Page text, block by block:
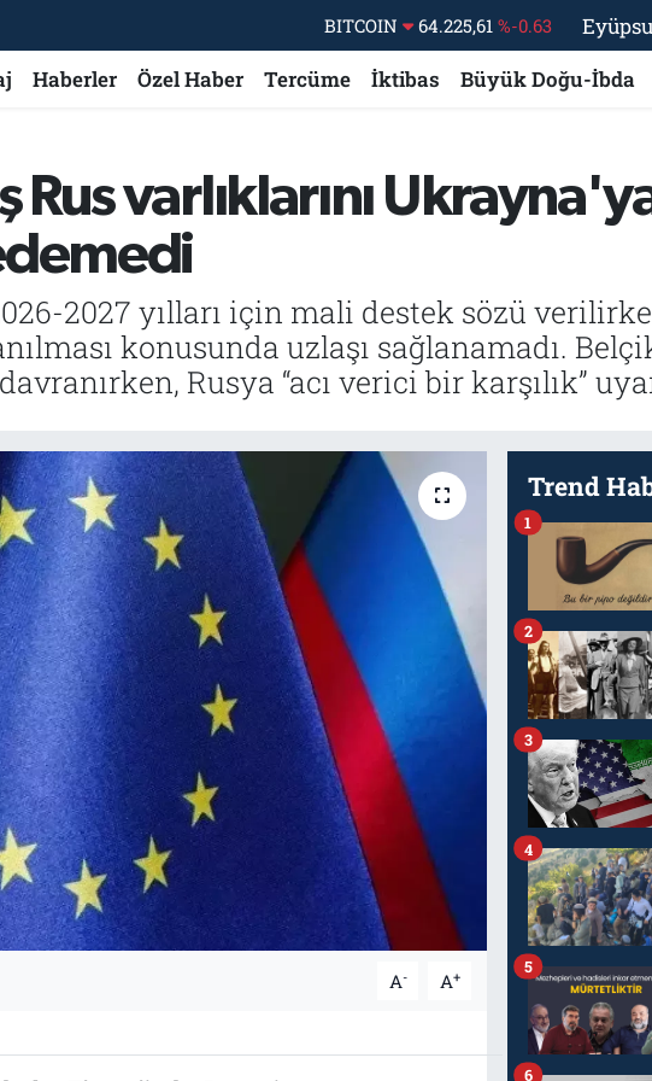
DOLAR 47,6704 %0
EURO
55,0406 %-0.08
BİST100
13.799 %70
Haberler Özel Haber Tercüme İktibas Büyük Doğu-İbda
varlıklarını
2027 yılları için mali destek sözü
konusunda uzlaşı sağlanamadı.
Rusya “acı verici bir karşılık”
A- A+
Trend
1
2
3
4
5
6